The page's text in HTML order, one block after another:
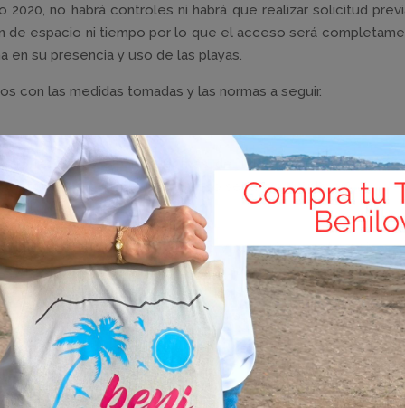
no habrá controles ni habrá que realizar solicitud
de espacio ni tiempo por lo que el acceso será
en su presencia y uso de las playas.
con las medidas tomadas y las normas a seguir.
reforzada a partir del mes de julio de la mano de
y así garantizar un acceso seguro a las playas.
el servicio de salvamento y socorrismo está activo
en los periodos de máxima afluencia ejercerán su
en horario de 11.00 a 19.30 horas durante los meses
de 11.00 a 20.00 horas. Además, en julio y agosto el
aglomeraciones y aforos en la playa, y en la apuesta de